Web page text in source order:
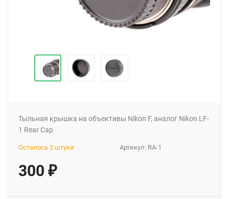
Тыльная крышка на объективы Nikon F, аналог Nikon LF-
1 Rear Cap
Артикул: RA-1
Осталось 2 штуки
300 ₽